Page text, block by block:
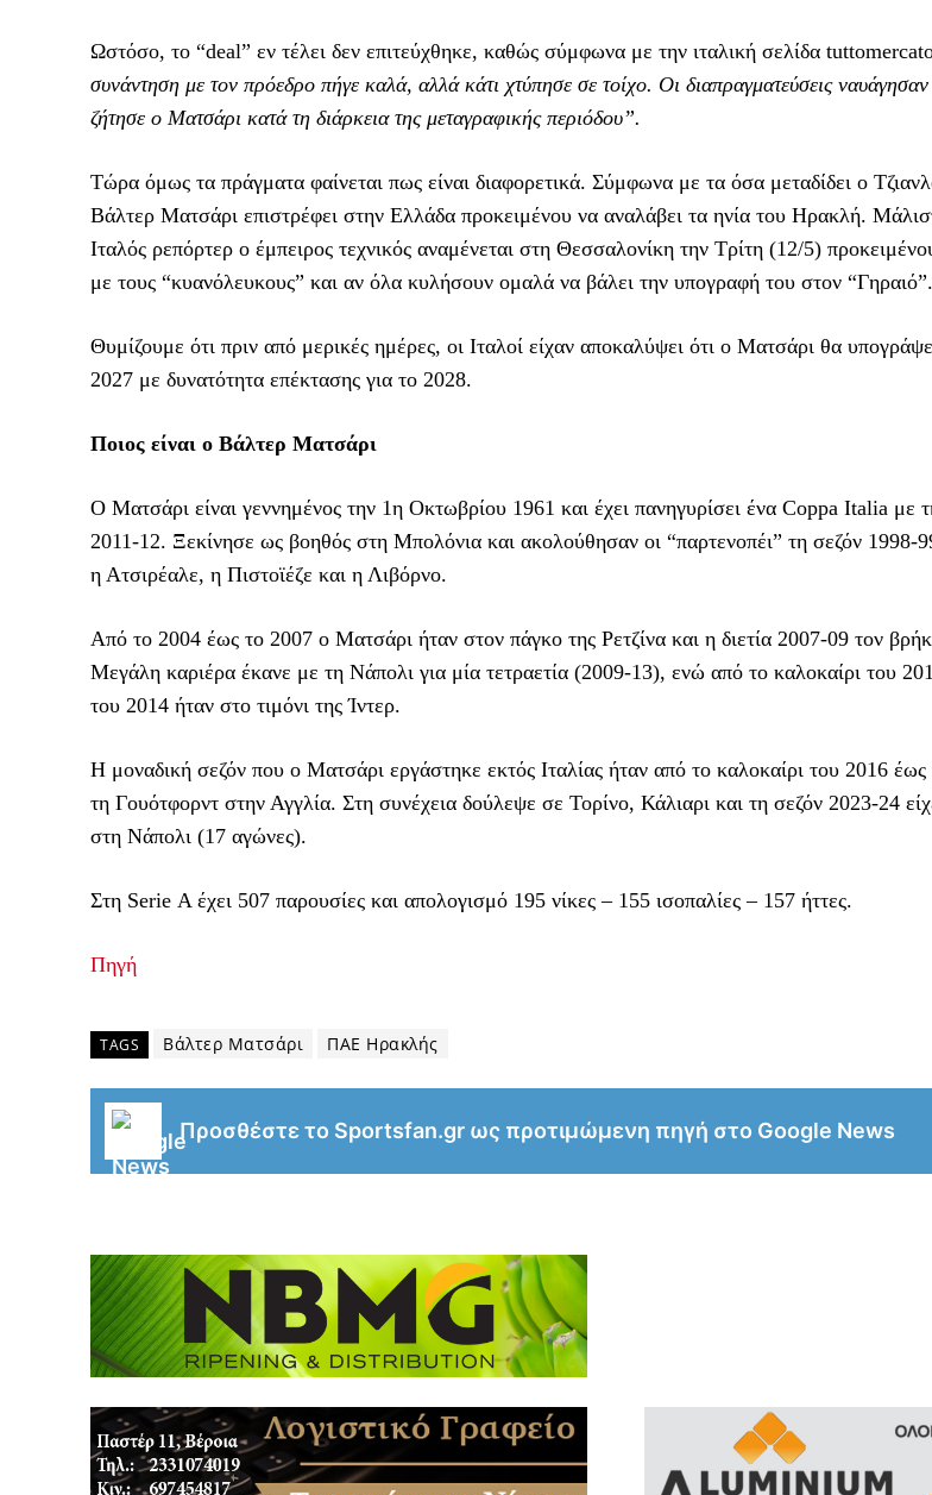
Ωστόσο, το “deal” εν τέλει δεν επιτεύχθηκε, καθώς σύμφωνα με την ιταλική σελίδα
συνάντηση με τον πρόεδρο πήγε καλά, αλλά κάτι χτύπησε σε τοίχο. Οι διαπραγματεύσεις ναυάγησαν
ζήτησε ο Ματσάρι κατά τη διάρκεια της μεταγραφικής περιόδου”.
Τώρα όμως τα πράγματα φαίνεται πως είναι διαφορετικά. Σύμφωνα με τα όσα μεταδίδει ο
Βάλτερ Ματσάρι επιστρέφει στην Ελλάδα προκειμένου να αναλάβει τα ηνία του Ηρακλή.
Ιταλός ρεπόρτερ ο έμπειρος τεχνικός αναμένεται στη Θεσσαλονίκη την Τρίτη (12/5)
με τους “κυανόλευκους” και αν όλα κυλήσουν ομαλά να βάλει την υπογραφή του στον “Γηραιό”.
Θυμίζουμε ότι πριν από μερικές ημέρες, οι Ιταλοί είχαν αποκαλύψει ότι ο Ματσάρι θα
2027 με δυνατότητα επέκτασης για το 2028.
Ποιος είναι ο Βάλτερ Ματσάρι
Ο Ματσάρι είναι γεννημένος την 1η Οκτωβρίου 1961 και έχει πανηγυρίσει ένα Coppa Italia με
2011-12. Ξεκίνησε ως βοηθός στη Μπολόνια και ακολούθησαν οι “παρτενοπέι” τη σεζόν
η Ατσιρέαλε, η Πιστοϊέζε και η Λιβόρνο.
Από το 2004 έως το 2007 ο Ματσάρι ήταν στον πάγκο της Ρετζίνα και η διετία 2007-09 τον
Μεγάλη καριέρα έκανε με τη Νάπολι για μία τετραετία (2009-13), ενώ από το καλοκαίρι του
του 2014 ήταν στο τιμόνι της Ίντερ.
Η μοναδική σεζόν που ο Ματσάρι εργάστηκε εκτός Ιταλίας ήταν από το καλοκαίρι του 2016
τη Γουότφορντ στην Αγγλία. Στη συνέχεια δούλεψε σε Τορίνο, Κάλιαρι και τη σεζόν 2023-24
στη Νάπολι (17 αγώνες).
Στη Serie Α έχει 507 παρουσίες και απολογισμό 195 νίκες – 155 ισοπαλίες – 157 ήττες.
Πηγή
TAGS Βάλτερ Ματσάρι ΠΑΕ Ηρακλής
Προσθέστε το Sportsfan.gr ως προτιμώμενη πηγή στο Google News